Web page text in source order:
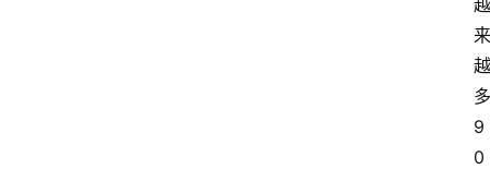
越
来
越
多
9
0